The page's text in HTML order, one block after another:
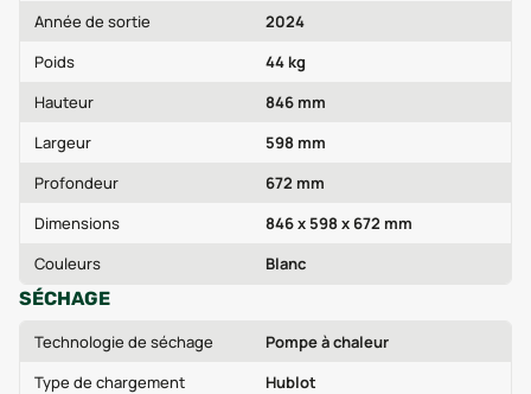
Année de sortie
2024
Poids
44 kg
Hauteur
846 mm
Largeur
598 mm
Profondeur
672 mm
Dimensions
846 x 598 x 672 mm
Couleurs
Blanc
SÉCHAGE
Technologie de séchage
Pompe à chaleur
Type de chargement
Hublot